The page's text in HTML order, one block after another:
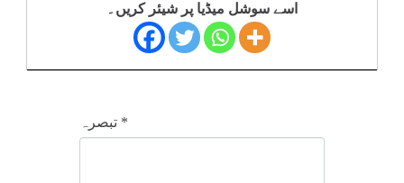
اسے سوشل میڈیا پر شیئر کریں۔
تبصرہ *